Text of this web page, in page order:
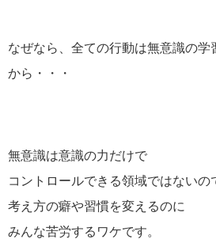
なぜなら、全ての行動は無意識の学
から・・・
無意識は意識の力だけで
コントロールできる領域ではないの
考え方の癖や習慣を変えるのに
みんな苦労するワケです。